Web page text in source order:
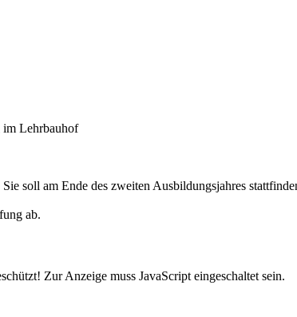
im Lehrbauhof
soll am Ende des zweiten Ausbildungsjahres
ab.
Zur Anzeige muss JavaScript eingeschaltet sein.